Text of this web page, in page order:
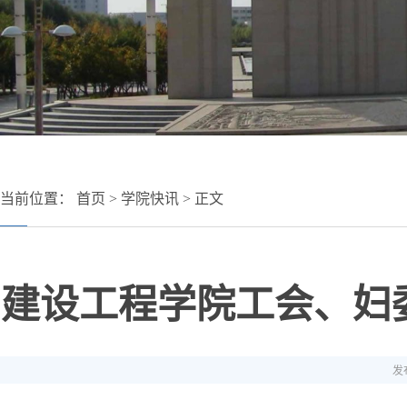
当前位置： 首页 > 学院快讯 > 正文
建设工程学院工会、
发